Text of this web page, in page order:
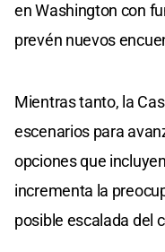
en Washington con
prevén nuevos
Mientras tanto, la
escenarios para
opciones que
incrementa la
posible escalada del